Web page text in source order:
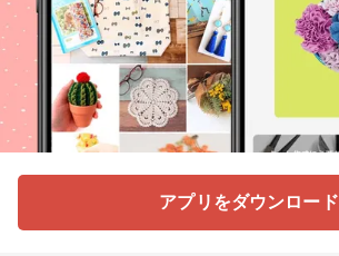
アプリをダウンロード